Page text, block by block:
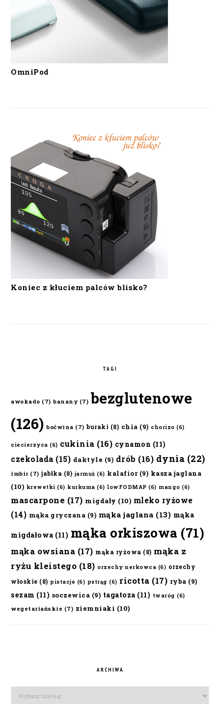
OmniPod
Koniec z kłuciem palców blisko?
TAGI
awokado (7) banany (7) bezglutenowe
(126) boćwina (7) buraki (8) chia (9) chorizo (6)
ciecierzyca (6) cukinia (16) cynamon (11)
czekolada (15) daktyle (9) drób (16) dynia (22)
imbir (7) jabłka (8) jarmuż (6) kalafior(9) kasza jaglana
(10) krewetki (6) kurkuma (6) lowFODMAP (6) mango (6)
mascarpone (17) migdały (10) mleko ryżowe
(14) mąka gryczana (9) mąka jaglana (13) mąka
migdałowa (11) mąka orkiszowa (71)
mąka owsiana (17) mąka ryżowa (8) mąka z
ryżu kleistego (18) orzechy nerkowca (6) orzechy
włoskie (8) pistacje (6) pstrąg (6) ricotta (17) ryba (9)
sezam (11) soczewica (9) tagatoza (11) twaróg (6)
wegetariańskie (7) ziemniaki (10)
ARCHIWA
Archiwa